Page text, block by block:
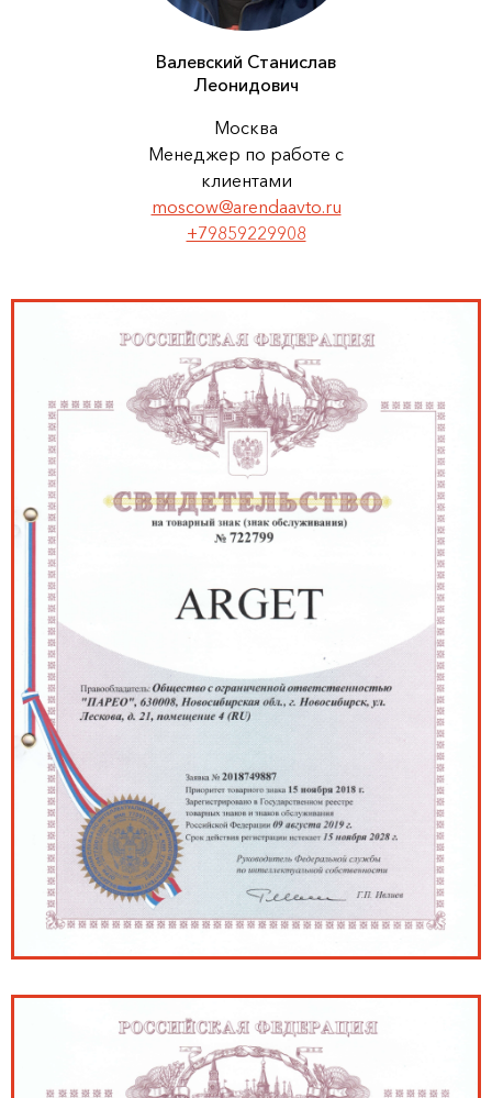
Валевский Станислав
Леонидович
Москва
Менеджер по работе с
клиентами
moscow@arendaavto.ru
+79859229908